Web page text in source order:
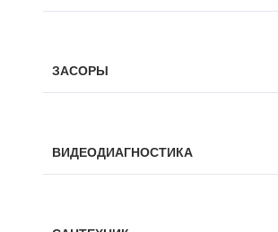
ЗАСОРЫ
ВИДЕОДИАГНОСТИКА